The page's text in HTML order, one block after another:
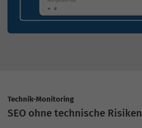
Technik-Monitoring
SEO ohne technische Risiken